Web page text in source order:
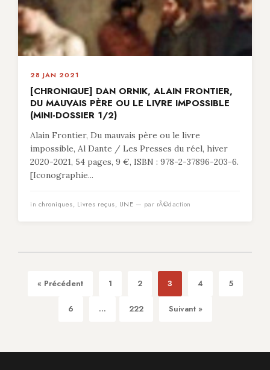
28 JAN 2021
[CHRONIQUE] DAN ORNIK, ALAIN FRONTIER,
DU MAUVAIS PÈRE OU LE LIVRE IMPOSSIBLE
(MINI-DOSSIER 1/2)
Alain Frontier, Du mauvais père ou le livre
impossible, Al Dante / Les Presses du réel, hiver
2020-2021, 54 pages, 9 €, ISBN : 978-2-37896-203-6.
[Iconographie...
in chroniques, Livres reçus, UNE — par rÃ©daction
« Précédent 1 2 3 4 5
6 ... 222 Suivant »